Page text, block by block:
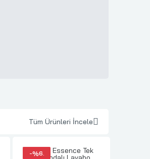
Tüm Ürünleri İncele
-%6.